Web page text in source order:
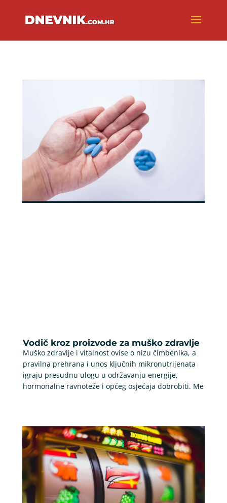
Vodič kroz proizvode za muško zdravlje
Muško zdravlje i vitalnost ovise o nizu čimbenika, a
pravilna prehrana i unos ključnih mikronutrijenata
igraju presudnu ulogu u održavanju energije,
hormonalne ravnoteže i općeg osjećaja dobrobiti. Me